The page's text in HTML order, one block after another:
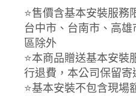
⭐️售價含基本安裝服務
台中市、台南市、高
區除外
⭐️本商品贈送基本安裝
行退費，本公司保留
⭐️基本安裝不包含現